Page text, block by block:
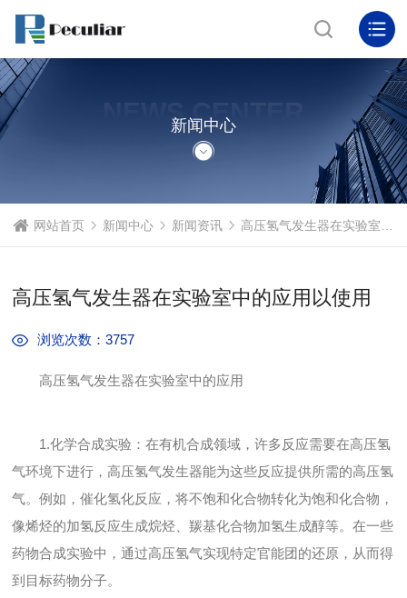
NEWS CENTER
新闻中心
网站首页 新闻中心 新闻资讯 高压氢气发生器在实验室中的应用以使用
高压氢气发生器在实验室中的应用以使用
浏览次数：3757
高压氢气发生器在实验室中的应用
1.化学合成实验：在有机合成领域，许多反应需要在高压氢
气环境下进行，高压氢气发生器能为这些反应提供所需的高压氢
气。例如，催化氢化反应，将不饱和化合物转化为饱和化合物，
像烯烃的加氢反应生成烷烃、羰基化合物加氢生成醇等。在一些
药物合成实验中，通过高压氢气实现特定官能团的还原，从而得
到目标药物分子。